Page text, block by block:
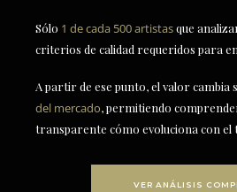
Sólo 1 de cada 500 artistasque
criterios de calidad requeridos para
A partir de ese punto, el valor cambia
del mercado, permitiendo
transparente cómo evoluciona con el
VER ANÁLISIS